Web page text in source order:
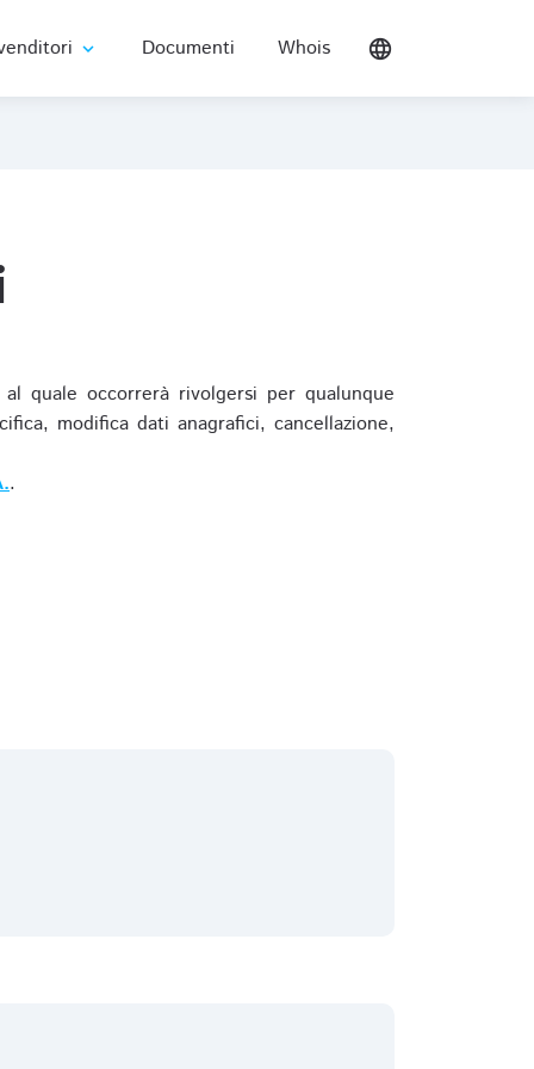
expand_more Documenti Whois language
quale occorrerà rivolgersi per qualunque
modifica dati anagrafici, cancellazione,
.